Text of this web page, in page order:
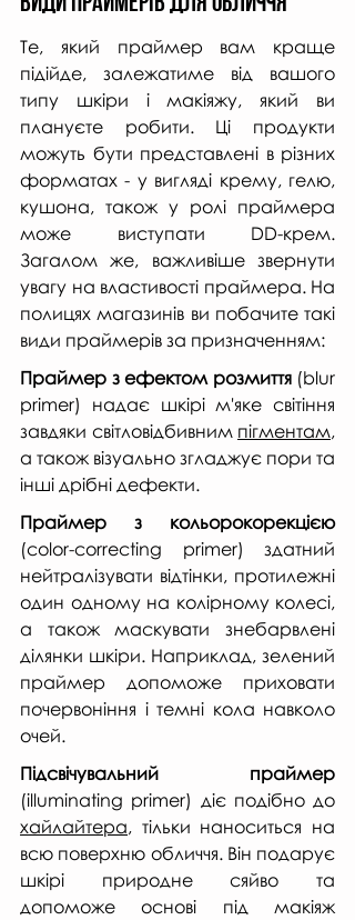
Те, який праймер вам краще
підійде, залежатиме від вашого
типу шкіри і макіяжу, який ви
плануєте робити. Ці продукти
можуть бути представлені в різних
форматах - у вигляді крему, гелю,
кушона, також у ролі праймера
може виступати DD-крем.
Загалом же, важливіше звернути
увагу на властивості праймера. На
полицях магазинів ви побачите такі
види праймерів за призначенням:
Праймер з ефектом розмиття (blur
primer) надає шкірі м'яке світіння
завдяки світловідбивним пігментам,
а також візуально згладжує пори та
інші дрібні дефекти.
Праймер з кольорокорекцією
(color-correcting primer) здатний
нейтралізувати відтінки, протилежні
один одному на колірному колесі,
а також маскувати знебарвлені
ділянки шкіри. Наприклад, зелений
праймер допоможе приховати
почервоніння і темні кола навколо
очей.
Підсвічувальний праймер
хайлайтера, тільки наноситься на
всю поверхню обличчя. Він подарує
шкірі природне сяйво та
допоможе основі під макіяж